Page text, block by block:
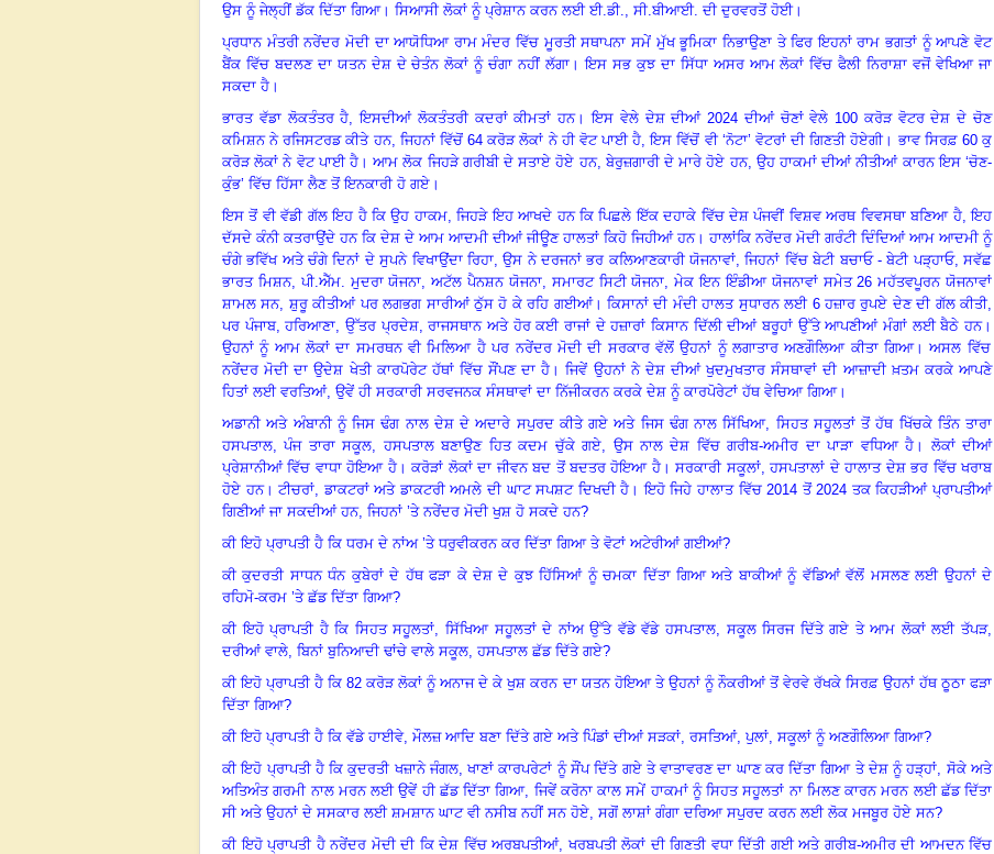
ਉਸ ਨੂੰ ਜੇਲ੍ਹੀਂ ਡੱਕ ਦਿੱਤਾ ਗਿਆ। ਸਿਆਸੀ ਲੋਕਾਂ ਨੂੰ ਪ੍ਰੇਸ਼ਾਨ ਕਰਨ ਲਈ ਈ.ਡੀ. ਸੀ.ਬੀਆਈ. ਦੀ ਦੁਰਵਰਤੋਂ ਹੋਈ।
ਪ੍ਰਧਾਨ ਮੰਤਰੀ ਨਰੇਂਦਰ ਮੋਦੀ ਦਾ ਆਯੋਧਿਆ ਰਾਮ ਮੰਦਰ ਵਿੱਚ ਮੂਰਤੀ ਸਥਾਪਨਾ ਸਮੇਂ ਮੁੱਖ ਭੂਮਿਕਾ ਨਿਭਾਉਣਾ ਤੇ ਫਿਰ ਇਹਨਾਂ ਰਾਮ ਭਗਤਾਂ ਨੂੰ ਆਪਣੇ ਵੋਟ
ਬੈਂਕ ਵਿੱਚ ਬਦਲਣ ਦਾ ਯਤਨ ਦੇਸ਼ ਦੇ ਚੇਤੰਨ ਲੋਕਾਂ ਨੂੰ ਚੰਗਾ ਨਹੀਂ ਲੱਗਾ ।ਇਸ ਸਭ ਕੁਝ ਦਾ ਸਿੱਧਾ ਅਸਰ ਆਮ ਲੋਕਾਂ ਵਿੱਚ ਫੈਲੀ ਨਿਰਾਸ਼ਾ ਵਜੋਂ ਵੇਖਿਆ ਜਾ
ਸਕਦਾ ਹੈ ।
ਭਾਰਤ ਵੱਡਾ ਲੋਕਤੰਤਰ ਹੈ, ਇਸਦੀਆਂ ਲੋਕਤੰਤਰੀ ਕਦਰਾਂ ਕੀਮਤਾਂ ਹਨ।ਇਸ ਵੇਲੇ ਦੇਸ਼ ਦੀਆਂ 2024 ਦੀਆਂ ਚੋਣਾਂ ਵੇਲੇ 100 ਕਰੋੜ ਵੋਟਰ ਦੇਸ਼ ਦੇ ਚੋਣ
ਕਮਿਸ਼ਨ ਨੇ ਰਜਿਸਟਰਡ ਕੀਤੇ ਹਨ, ਜਿਹਨਾਂ ਵਿੱਚੋਂ64 ਕਰੋੜ ਲੋਕਾਂ ਨੇ ਹੀ ਵੋਟ ਪਾਈ ਹੈ ,ਇਸ ਵਿੱਚੋਂ ਵੀ ‘ਨੋਟਾ’ ਵੋਟਰਾਂ ਦੀ ਗਿਣਤੀ ਹੋਏਗੀ। ਭਾਵ ਸਿਰਫ਼ 60ਕੁ
ਕਰੋੜ ਲੋਕਾਂ ਨੇ ਵੋਟ ਪਾਈ ਹੈ ।ਆਮ ਲੋਕ ਜਿਹੜੇ ਗਰੀਬੀ ਦੇ ਸਤਾਏ ਹੋਏ ਹਨ, ਬੇਰੁਜ਼ਗਾਰੀ ਦੇ ਮਾਰੇ ਹੋਏ ਹਨ, ਉਹ ਹਾਕਮਾਂ ਦੀਆਂ ਨੀਤੀਆਂ ਕਾਰਨ ਇਸ ‘ਚੋਣ-
ਕੁੰਭ’ ਵਿੱਚ ਹਿੱਸਾ ਲੈਣ ਤੋਂ ਇਨਕਾਰੀ ਹੋ ਗਏ ।
ਇਸ ਤੋਂ ਵੀ ਵੱਡੀ ਗੱਲ ਇਹ ਹੈ ਕਿ ਉਹ ਹਾਕਮ, ਜਿਹੜੇ ਇਹ ਆਖਦੇ ਹਨ ਕਿ ਪਿਛਲੇ ਇੱਕ ਦਹਾਕੇ ਵਿੱਚ ਦੇਸ਼ ਪੰਜਵੀਂ ਵਿਸ਼ਵ ਅਰਥ ਵਿਵਸਥਾ ਬਣਿਆ ਹੈ,ਇਹ
ਦੱਸਦੇ ਕੰਨੀ ਕਤਰਾਉਂਦੇ ਹਨ ਕਿ ਦੇਸ਼ ਦੇ ਆਮ ਆਦਮੀ ਦੀਆਂ ਜੀਊਣ ਹਾਲਤਾਂ ਕਿਹੋ ਜਿਹੀਆਂ ਹਨ। ਹਾਲਾਂਕਿ ਨਰੇਂਦਰ ਮੋਦੀ ਗਰੰਟੀ ਦਿੰਦਿਆਂ ਆਮ ਆਦਮੀ ਨੂੰ
ਚੰਗੇ ਭਵਿੱਖ ਅਤੇ ਚੰਗੇ ਦਿਨਾਂ ਦੇ ਸੁਪਨੇ ਵਿਖਾਉਂਦਾ ਰਿਹਾ,ਉਸ ਨੇ ਦਰਜਨਾਂ ਭਰ ਕਲਿਆਣਕਾਰੀ ਯੋਜਨਾਵਾਂ ਜਿਹਨਾਂ ਵਿੱਚ ਬੇਟੀ ਬਚਾਓ - ਬੇਟੀ ਪੜ੍ਹਾਓ,ਸਵੱਛ
ਭਾਰਤ ਮਿਸ਼ਨ, ਪੀ.ਐੱਮ. ਮੁਦਰਾ ਯੋਜਨਾ ,ਅਟੱਲ ਪੈਨਸ਼ਨ ਯੋਜਨਾ, ਸਮਾਰਟ ਸਿਟੀ ਯੋਜਨਾ ,ਮੇਕ ਇਨ ਇੰਡੀਆ ਯੋਜਨਾਵਾਂ ਸਮੇਤ 26 ਮਹੱਤਵਪੂਰਨ ਯੋਜਨਾਵਾਂ
ਸ਼ਾਮਲ ਸਨ, ਸ਼ੁਰੂ ਕੀਤੀਆਂ ਪਰ ਲਗਭਗ ਸਾਰੀਆਂ ਠੁੱਸ ਹੋ ਕੇ ਰਹਿ ਗਈਆਂ।ਕਿਸਾਨਾਂ ਦੀ ਮੰਦੀ ਹਾਲਤ ਸੁਧਾਰਨ ਲਈ 6ਹਜ਼ਾਰ ਰੁਪਏ ਦੇਣ ਦੀ ਗੱਲ ਕੀਤੀ,
ਪਰ ਪੰਜਾਬ,ਹਰਿਆਣਾ ਉੱਤਰ ਪ੍ਰਦੇਸ਼,ਰਾਜਸਥਾਨ ਅਤੇ ਹੋਰ ਕਈ ਰਾਜਾਂ ਦੇ ਹਜ਼ਾਰਾਂ ਕਿਸਾਨ ਦਿੱਲੀ ਦੀਆਂ ਬਰੂਹਾਂ ਉੱਤੇ ਆਪਣੀਆਂ ਮੰਗਾਂ ਲਈ ਬੈਠੇ ਹਨ।
ਉਹਨਾਂ ਨੂੰ ਆਮ ਲੋਕਾਂ ਦਾ ਸਮਰਥਨ ਵੀ ਮਿਲਿਆ ਹੈ ਪਰ ਨਰੇਂਦਰ ਮੋਦੀ ਦੀ ਸਰਕਾਰ ਵੱਲੋਂ ਉਹਨਾਂ ਨੂੰ ਲਗਾਤਾਰ ਅਣਗੌਲਿਆ ਕੀਤਾ ਗਿਆ।ਅਸਲ ਵਿੱਚ
ਨਰੇਂਦਰ ਮੋਦੀ ਦਾ ਉਦੇਸ਼ ਖੇਤੀ ਕਾਰਪੋਰੇਟ ਹੱਥਾਂ ਵਿੱਚ ਸੌਂਪਣ ਦਾ ਹੈ। ਜਿਵੇਂ ਉਹਨਾਂ ਨੇ ਦੇਸ਼ ਦੀਆਂ ਖੁਦਮੁਖਤਾਰ ਸੰਸਥਾਵਾਂ ਦੀ ਆਜ਼ਾਦੀ ਖ਼ਤਮ ਕਰਕੇ ਆਪਣੇ
ਹਿਤਾਂ ਲਈ ਵਰਤਿਆਂ, ਉਵੇਂ ਹੀ ਸਰਕਾਰੀ ਸਰਵਜਨਕ ਸੰਸਥਾਵਾਂ ਦਾ ਨਿੱਜੀਕਰਨ ਕਰਕੇ ਦੇਸ਼ ਨੂੰ ਕਾਰਪੋਰੇਟਾਂ ਹੱਥ ਵੇਚਿਆ ਗਿਆ।
ਅਡਾਨੀ ਅਤੇ ਅੰਬਾਨੀ ਨੂੰ ਜਿਸ ਢੰਗ ਨਾਲ ਦੇਸ਼ ਦੇ ਅਦਾਰੇ ਸਪੁਰਦ ਕੀਤੇ ਗਏ ਅਤੇ ਜਿਸ ਢੰਗ ਨਾਲ ਸਿੱਖਿਆ, ਸਿਹਤ ਸਹੂਲਤਾਂ ਤੋਂ ਹੱਥ ਖਿੱਚਕੇ ਤਿੰਨ ਤਾਰਾ
ਹਸਪਤਾਲ ,ਪੰਜ ਤਾਰਾ ਸਕੂਲ ਹਸਪਤਾਲ ਬਣਾਉਣ ਹਿਤ ਕਦਮ ਚੁੱਕੇ ਗਏ ਉਸ ਨਾਲ ਦੇਸ਼ ਵਿੱਚ ਗਰੀਬ-ਅਮੀਰ ਦਾ ਪਾੜਾ ਵਧਿਆ ਹੈ । ਲੋਕਾਂ ਦੀਆਂ
ਪ੍ਰੇਸ਼ਾਨੀਆਂ ਵਿੱਚ ਵਾਧਾ ਹੋਇਆ ਹੈ।ਕਰੋੜਾਂ ਲੋਕਾਂ ਦਾ ਜੀਵਨ ਬਦ ਤੋਂ ਬਦਤਰ ਹੋਇਆ ਹੈ।ਸਰਕਾਰੀ ਸਕੂਲਾਂ,ਹਸਪਤਾਲਾਂ ਦੇ ਹਾਲਾਤ ਦੇਸ਼ ਭਰ ਵਿੱਚ ਖਰਾਬ
ਹੋਏ ਹਨ।ਟੀਚਰਾਂ ਡਾਕਟਰਾਂ ਅਤੇ ਡਾਕਟਰੀ ਅਮਲੇ ਦੀ ਘਾਟ ਸਪਸ਼ਟ ਦਿਖਦੀ ਹੈ ।ਇਹੋ ਜਿਹੇ ਹਾਲਾਤ ਵਿੱਚ 2014 ਤੋਂ 2024 ਤਕ ਕਿਹੜੀਆਂ ਪ੍ਰਾਪਤੀਆਂ
ਗਿਣੀਆਂ ਜਾ ਸਕਦੀਆਂ ਹਨ, ਜਿਹਨਾਂ ’ਤੇ ਨਰੇਂਦਰ ਮੋਦੀ ਖੁਸ਼ ਹੋ ਸਕਦੇ ਹਨ?
ਕੀ ਇਹੋ ਪ੍ਰਾਪਤੀ ਹੈ ਕਿ ਧਰਮ ਦੇ ਨਾਂਅ ’ਤੇ ਧਰੁਵੀਕਰਨ ਕਰ ਦਿੱਤਾ ਗਿਆ ਤੇ ਵੋਟਾਂ ਅਟੇਰੀਆਂ ਗਈਆਂ?
ਕੀ ਕੁਦਰਤੀ ਸਾਧਨ ਧੰਨ ਕੁਬੇਰਾਂ ਦੇ ਹੱਥ ਫੜਾ ਕੇ ਦੇਸ਼ ਦੇ ਕੁਝ ਹਿੱਸਿਆਂ ਨੂੰ ਚਮਕਾ ਦਿੱਤਾ ਗਿਆ ਅਤੇ ਬਾਕੀਆਂ ਨੂੰ ਵੱਡਿਆਂ ਵੱਲੋਂ ਮਸਲਣ ਲਈ ਉਹਨਾਂ ਦੇ
ਰਹਿਮੋ-ਕਰਮ ’ਤੇ ਛੱਡ ਦਿੱਤਾ ਗਿਆ?
ਕੀ ਇਹੋ ਪ੍ਰਾਪਤੀ ਹੈ ਕਿ ਸਿਹਤ ਸਹੂਲਤਾਂ
ਸਿੱਖਿਆ ਸਹੂਲਤਾਂ ਦੇ ਨਾਂਅ ਉੱਤੇ ਵੱਡੇ ਵੱਡੇ ਹਸਪਤਾਲ, ਸਕੂਲ ਸਿਰਜ ਦਿੱਤੇ ਗਏ ਤੇ ਆਮ ਲੋਕਾਂ ਲਈ ਤੱਪੜ,
ਦਰੀਆਂ ਵਾਲੇ ਬਿਨਾਂ ਬੁਨਿਆਦੀ ਢਾਂਚੇ ਵਾਲੇ ਸਕੂਲ ਹਸਪਤਾਲ ਛੱਡ ਦਿੱਤੇ ਗਏ?
ਕੀ ਇਹੋ ਪ੍ਰਾਪਤੀ ਹੈ ਕਿ82 ਕਰੋੜ ਲੋਕਾਂ ਨੂੰ ਅਨਾਜ ਦੇ ਕੇ ਖੁਸ਼ ਕਰਨ ਦਾ ਯਤਨ ਹੋਇਆ ਤੇ ਉਹਨਾਂ ਨੂੰ ਨੌਕਰੀਆਂ ਤੋਂ ਵੇਰਵੇ ਰੱਖਕੇ ਸਿਰਫ਼ ਉਹਨਾਂ ਹੱਥ ਠੂਠਾ ਫੜਾ
ਦਿੱਤਾ ਗਿਆ?
ਕੀ ਇਹੋ ਪ੍ਰਾਪਤੀ ਹੈ ਕਿ ਵੱਡੇ ਹਾਈਵੇ, ਮੌਲਜ਼ ਆਦਿ ਬਣਾ ਦਿੱਤੇ ਗਏ ਅਤੇ ਪਿੰਡਾਂ ਦੀਆਂ ਸੜਕਾਂ ਰਸਤਿਆਂ, ਪੁਲਾਂ ਸਕੂਲਾਂ ਨੂੰ ਅਣਗੌਲਿਆ ਗਿਆ?
ਕੀ ਇਹੋ ਪ੍ਰਾਪਤੀ ਹੈ ਕਿ ਕੁਦਰਤੀ ਖਜ਼ਾਨੇ ਜੰਗਲ,ਖਾਣਾਂ ਕਾਰਪਰੇਟਾਂ ਨੂੰ ਸੌਂਪ ਦਿੱਤੇ ਗਏ ਤੇ ਵਾਤਾਵਰਣ ਦਾ ਘਾਣ ਕਰ ਦਿੱਤਾ ਗਿਆ ਤੇ ਦੇਸ਼ ਨੂੰ ਹੜ੍ਹਾਂ ਸੋਕੇ ਅਤੇ
ਅਤਿਅੰਤ ਗਰਮੀ ਨਾਲ ਮਰਨ ਲਈ ਉਵੇਂ ਹੀ ਛੱਡ ਦਿੱਤਾ ਗਿਆ, ਜਿਵੇਂ ਕਰੋਨਾ ਕਾਲ ਸਮੇਂ ਹਾਕਮਾਂ ਨੂੰ ਸਿਹਤ ਸਹੂਲਤਾਂ ਨਾ ਮਿਲਣ ਕਾਰਨ ਮਰਨ ਲਈ ਛੱਡ ਦਿੱਤਾ
ਸੀ ਅਤੇ ਉਹਨਾਂ ਦੇ ਸਸਕਾਰ ਲਈ ਸ਼ਮਸ਼ਾਨ ਘਾਟ ਵੀ ਨਸੀਬ ਨਹੀਂ ਸਨ ਹੋਏ ਸਗੋਂ ਲਾਸ਼ਾਂ ਗੰਗਾ ਦਰਿਆ ਸਪੁਰਦ ਕਰਨ ਲਈ ਲੋਕ ਮਜਬੂਰ ਹੋਏ ਸਨ?
ਕੀ ਇਹੋ ਪ੍ਰਾਪਤੀ ਹੈ ਨਰੇਂਦਰ ਮੋਦੀ ਦੀ ਕਿ ਦੇਸ਼ ਵਿੱਚ ਅਰਬਪਤੀਆਂ, ਖਰਬਪਤੀ ਲੋਕਾਂ ਦੀ ਗਿਣਤੀ ਵਧਾ ਦਿੱਤੀ ਗਈ ਅਤੇ ਗਰੀਬ-ਅਮੀਰ ਦੀ ਆਮਦਨ ਵਿੱਚ